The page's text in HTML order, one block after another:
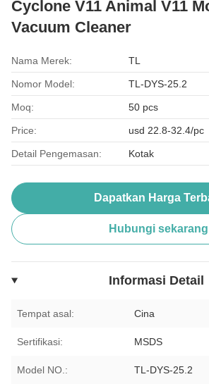
Cyclone V11 Animal V11
Vacuum Cleaner
Nama Merek: TL
Nomor Model: TL-DYS-25.2
Moq: 50 pcs
Price: usd 22.8-32.4/pc
Detail Pengemasan: Kotak
Dapatkan Harga
Hubungi sekarang
Informasi Detail
Tempat asal: Cina
Sertifikasi: MSDS
Model NO.: TL-DYS-25.2